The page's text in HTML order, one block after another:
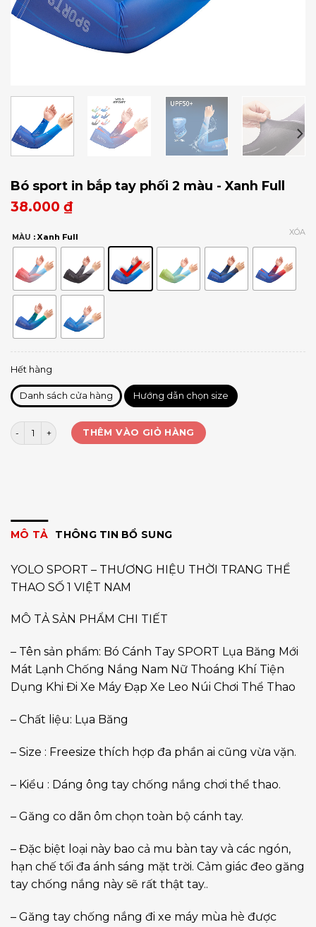
Bó sport in bắp tay phối 2 màu - Xanh Full
38.000 ₫
MÀU : Xanh Full
XÓA
Hết hàng
Danh sách cửa hàng Hướng dẫn chọn size
Bó sport in bắp tay phối 2 màu số lượng
THÊM VÀO GIỎ HÀNG
MÔ TẢ THÔNG TIN BỔ SUNG
YOLO SPORT – THƯƠNG HIỆU THỜI TRANG THỂ
THAO SỐ 1 VIỆT NAM
MÔ TẢ SẢN PHẨM CHI TIẾT
– Tên sản phẩm: Bó Cánh Tay SPORT Lụa Băng Mới
Mát Lạnh Chống Nắng Nam Nữ Thoáng Khí Tiện
Dụng Khi Đi Xe Máy Đạp Xe Leo Núi Chơi Thể Thao
– Chất liệu: Lụa Băng
– Size : Freesize thích hợp đa phần ai cũng vừa vặn.
– Kiểu : Dáng ông tay chống nắng chơi thể thao.
– Găng co dãn ôm chọn toàn bộ cánh tay.
– Đặc biệt loại này bao cả mu bàn tay và các ngón,
hạn chế tối đa ánh sáng mặt trời. Cảm giác đeo găng
tay chống nắng này sẽ rất thật tay..
– Găng tay chống nắng đi xe máy mùa hè được